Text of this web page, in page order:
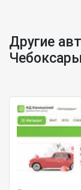
Другие
Чебоксары